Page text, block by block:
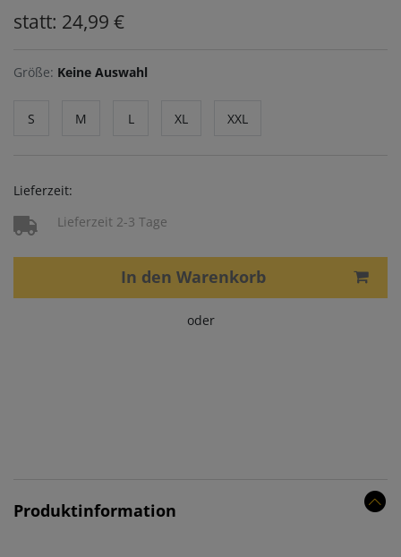
statt: 24,99 €
Größe: Keine Auswahl
S M L XL XXL
Lieferzeit:
Lieferzeit 2-3 Tage
In den Warenkorb
oder
Produktinformation